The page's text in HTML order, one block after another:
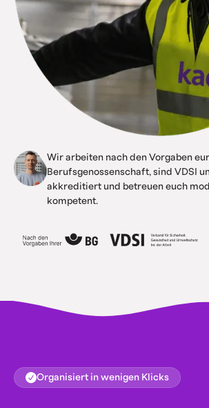
Wir arbeiten nach den Vorgaben
Berufsgenossenschaft, sind VDSI
akkreditiert und betreuen euch
kompetent.
Organisiert in wenigen Klicks